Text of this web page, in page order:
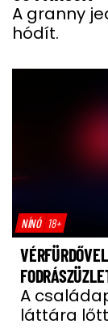
A granny
hódít.
NÍNÓ 18+
A
láttára